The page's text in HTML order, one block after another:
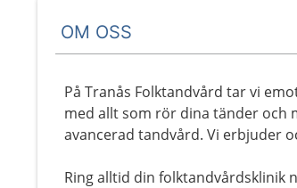
OM OSS
På Tranås Folktandvård tar vi
med allt som rör dina tänder och
avancerad tandvård. Vi erbjuder
Ring alltid din folktandvårdsklinik